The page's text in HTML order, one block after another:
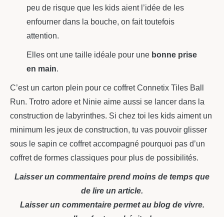
peu de risque que les kids aient l’idée de les
enfourner dans la bouche, on fait toutefois
attention.
Elles ont une taille idéale pour une bonne prise
en main.
C’est un carton plein pour ce coffret Connetix Tiles Ball
Run. Trotro adore et Ninie aime aussi se lancer dans la
construction de labyrinthes. Si chez toi les kids aiment un
minimum les jeux de construction, tu vas pouvoir glisser
sous le sapin ce coffret accompagné pourquoi pas d’un
coffret de formes classiques pour plus de possibilités.
Laisser un commentaire prend moins de temps que
de lire un article.
Laisser un commentaire permet au blog de vivre.